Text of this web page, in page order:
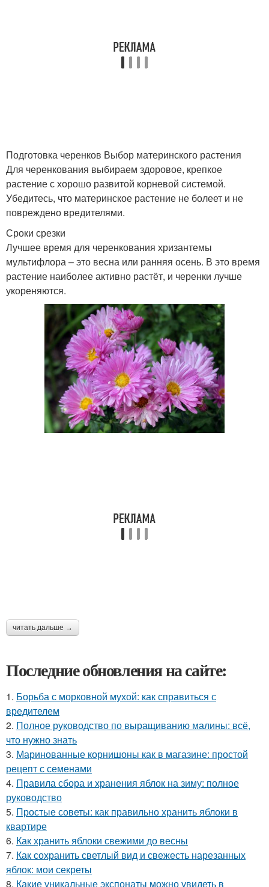
Подготовка черенков Выбор материнского растения
Для черенкования выбираем здоровое, крепкое
растение с хорошо развитой корневой системой.
Убедитесь, что материнское растение не болеет и не
повреждено вредителями.
Сроки срезки
Лучшее время для черенкования хризантемы
мультифлора – это весна или ранняя осень. В это время
растение наиболее активно растёт, и черенки лучше
укореняются.
читать дальше →
Последние обновления на сайте:
1. Борьба с морковной мухой: как справиться с
вредителем
2. Полное руководство по выращиванию малины: всё,
что нужно знать
3. Маринованные корнишоны как в магазине: простой
рецепт с семенами
4. Правила сбора и хранения яблок на зиму: полное
руководство
5. Простые советы: как правильно хранить яблоки в
квартире
6. Как хранить яблоки свежими до весны
7. Как сохранить светлый вид и свежесть нарезанных
яблок: мои секреты
8. Какие уникальные экспонаты можно увидеть в